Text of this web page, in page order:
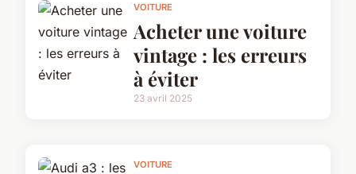
VOITURE
Acheter une voiture
vintage : les erreurs
à éviter
23 avril 2025
VOITURE